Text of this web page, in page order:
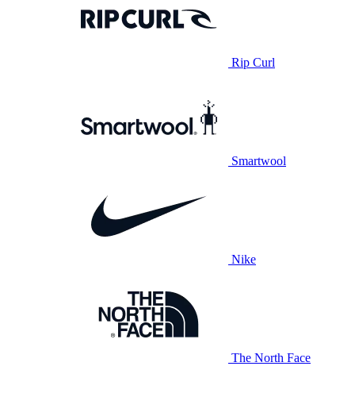
Rip Curl
Smartwool
Nike
The North Face